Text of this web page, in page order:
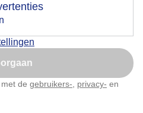
de gebruikers- privacy- en
later
aan te passen